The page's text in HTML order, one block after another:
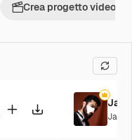
Crea progetto video
Jazz